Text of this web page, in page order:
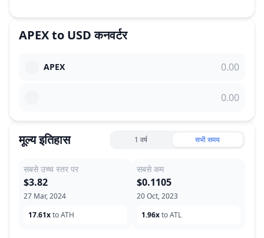
APEXto USD कनवर्टर
APEX
मूल्य इतिहास 1 वर्ष सभी समय
सबसे उच्च स्तर पर
27 Mar, 2024
$3.82
17.61xto ATH
सबसे कम
20 Oct, 2023
$0.1105
1.96xto ATL